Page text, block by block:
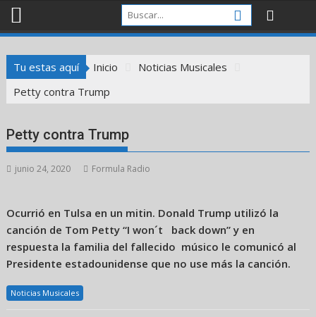
Tu estas aquí Inicio
Noticias Musicales
Petty contra Trump
Petty contra Trump
junio 24, 2020 Formula Radio
Ocurrió en Tulsa en un mitin. Donald Trump utilizó la
canción de Tom Petty “I won´t back down” y en
respuesta la familia del fallecido músico le comunicó al
Presidente estadounidense que no use más la canción.
Noticias Musicales